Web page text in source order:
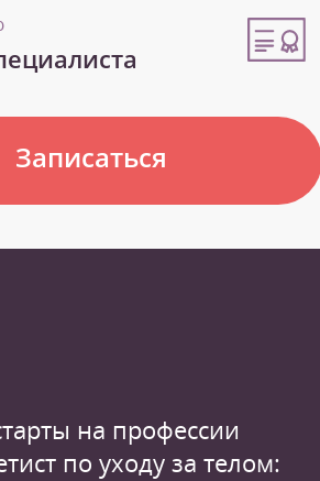
Записаться
на профессии
по уходу за телом: